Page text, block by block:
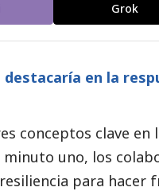
Grok
destacaría en la
conceptos clave
minuto uno, los
para hacer